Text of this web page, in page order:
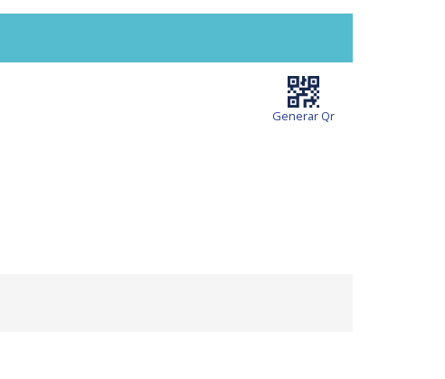
Generar Qr